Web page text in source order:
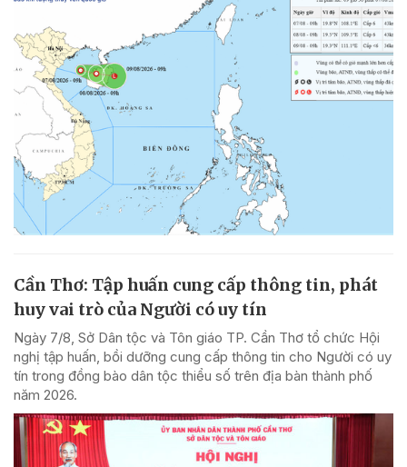
Cần Thơ: Tập huấn cung cấp thông tin, phát
huy vai trò của Người có uy tín
Ngày 7/8, Sở Dân tộc và Tôn giáo TP. Cần Thơ tổ chức Hội
nghị tập huấn, bồi dưỡng cung cấp thông tin cho Người có uy
tín trong đồng bào dân tộc thiểu số trên địa bàn thành phố
năm 2026.